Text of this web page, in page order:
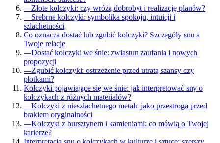
—Złote kolczyki: czy wróżą dobrobyt i realizację planów?
—Srebrne kolczyki: symbolika spokoju, intuicji i
szlachetności
Co oznacza dostać lub zgubić kolczyki? Szczegóły snu a
Twoje relacje
—Dostać kolczyki we śnie: zwiastun zaufania i nowych
propozycji
—Zgubić kolczyki: ostrzeżenie przed utratą szansy czy
plotkami?
Kolczyki pojawiające się we śnie: jak interpretować sny o
kolczykach z różnych materiałów?
—Kolczyki z nieszlachetnego metalu jako przestroga przed
brakiem oryginalności
—Kolczyki z bursztynem i kamieniami: co mówią o Twojej
karierze?
Interpretacja snu o kolczykach w kulturze i sztuce: szerszy